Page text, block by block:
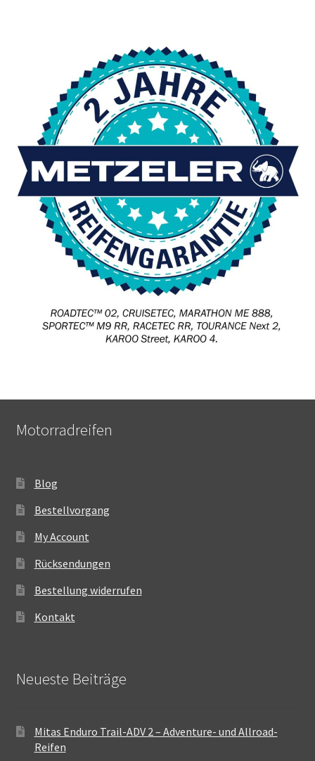
Motorradreifen
Blog
Bestellvorgang
My Account
Rücksendungen
Bestellung widerrufen
Kontakt
Neueste Beiträge
Mitas Enduro Trail-ADV 2 – Adventure- und Allroad-
Reifen